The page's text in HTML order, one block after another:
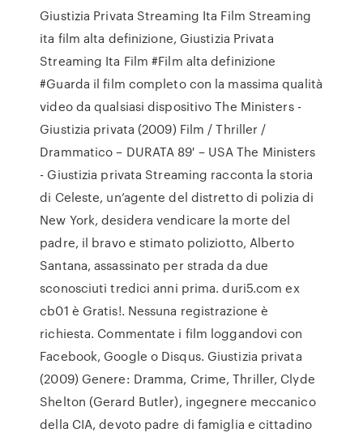
Giustizia Privata Streaming Ita Film Streaming
ita film alta definizione, Giustizia Privata
Streaming Ita Film #Film alta definizione
#Guarda il film completo con la massima qualità
video da qualsiasi dispositivo The Ministers -
Giustizia privata (2009) Film / Thriller /
Drammatico – DURATA 89′ – USA The Ministers
- Giustizia privata Streaming racconta la storia
di Celeste, un’agente del distretto di polizia di
New York, desidera vendicare la morte del
padre, il bravo e stimato poliziotto, Alberto
Santana, assassinato per strada da due
sconosciuti tredici anni prima. duri5.com ex
cb01 è Gratis!. Nessuna registrazione è
richiesta. Commentate i film loggandovi con
Facebook, Google o Disqus. Giustizia privata
(2009) Genere: Dramma, Crime, Thriller, Clyde
Shelton (Gerard Butler), ingegnere meccanico
della CIA, devoto padre di famiglia e cittadino